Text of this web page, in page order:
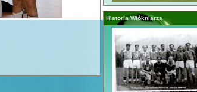
Historia Włókniarza